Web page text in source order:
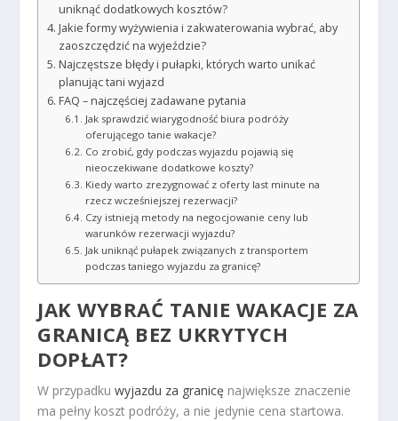
uniknąć dodatkowych kosztów?
Jakie formy wyżywienia i zakwaterowania wybrać, aby
zaoszczędzić na wyjeździe?
Najczęstsze błędy i pułapki, których warto unikać
planując tani wyjazd
FAQ – najczęściej zadawane pytania
Jak sprawdzić wiarygodność biura podróży
oferującego tanie wakacje?
Co zrobić, gdy podczas wyjazdu pojawią się
nieoczekiwane dodatkowe koszty?
Kiedy warto zrezygnować z oferty last minute na
rzecz wcześniejszej rezerwacji?
Czy istnieją metody na negocjowanie ceny lub
warunków rezerwacji wyjazdu?
Jak uniknąć pułapek związanych z transportem
podczas taniego wyjazdu za granicę?
JAK WYBRAĆ TANIE WAKACJE ZA
GRANICĄ BEZ UKRYTYCH
DOPŁAT?
W przypadkuwyjazdu za granicę największe znaczenie
ma pełny koszt podróży, a nie jedynie cena startowa.